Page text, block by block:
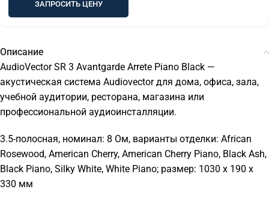
ЗАПРОСИТЬ ЦЕНУ
Описание
AudioVector SR 3 Avantgarde Arrete Piano Black —
акустическая система Audiovector для дома, офиса, зала,
учебной аудитории, ресторана, магазина или
профессиональной аудиоинсталляции.
3.5-полосная, номинал: 8 Ом, варианты отделки: African
Rosewood, American Cherry, American Cherry Piano, Black Ash,
Black Piano, Silky White, White Piano; размер: 1030 x 190 x
330 мм